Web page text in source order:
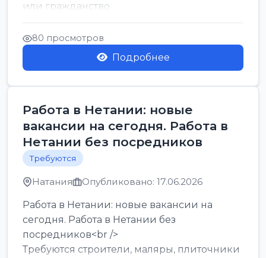
или гражданство
80 просмотров
Подробнее
Работа в Нетании: новые
вакансии на сегодня. Работа в
Нетании без посредников
Требуются
Натания Опубликовано: 17.06.2026
Работа в Нетании: новые вакансии на
сегодня. Работа в Нетании без
посредников<br />
Требуются строители, маляры, плиточники